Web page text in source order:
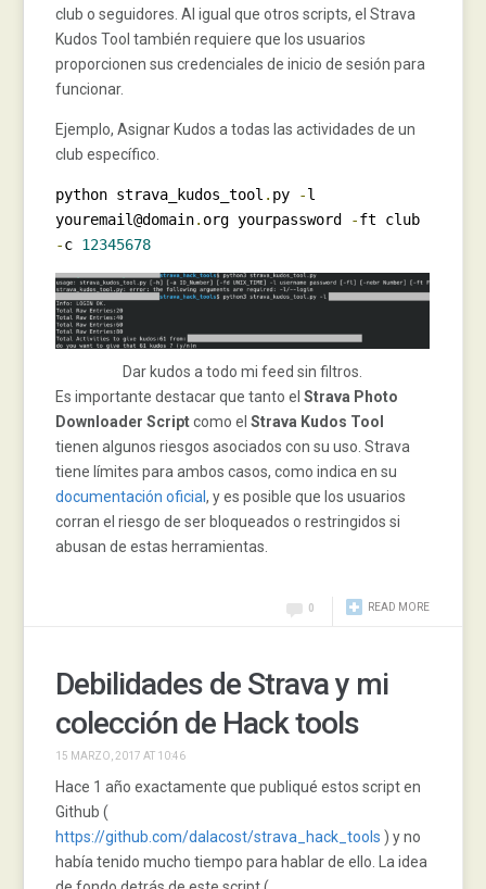
club o seguidores. Al igual que otros scripts, el Strava
Kudos Tool también requiere que los usuarios
proporcionen sus credenciales de inicio de sesión para
funcionar.
Ejemplo, Asignar Kudos a todas las actividades de un
club específico.
python strava_kudos_tool . py -l
youremail@domain. org yourpassword -
-c 12345678
Dar kudos a todo mi feed sin filtros.
Es importante destacar que tanto elStrava Photo
Downloader Scriptcomo el Strava Kudos Tool
tienen algunos riesgos asociados con su uso. Strava
tiene límites para ambos casos, como indica en su
documentación oficial, y es posible que los usuarios
corran el riesgo de ser bloqueados o restringidos si
abusan de estas herramientas.
READ MORE
0
Debilidades de Strava y mi
colección de Hack tools
15 MARZO, 2017 AT 10:46
Hace 1 año exactamente que publiqué estos script en
Github (
https://github.com/dalacost/strava_hack_tools ) y no
había tenido mucho tiempo para hablar de ello. La idea